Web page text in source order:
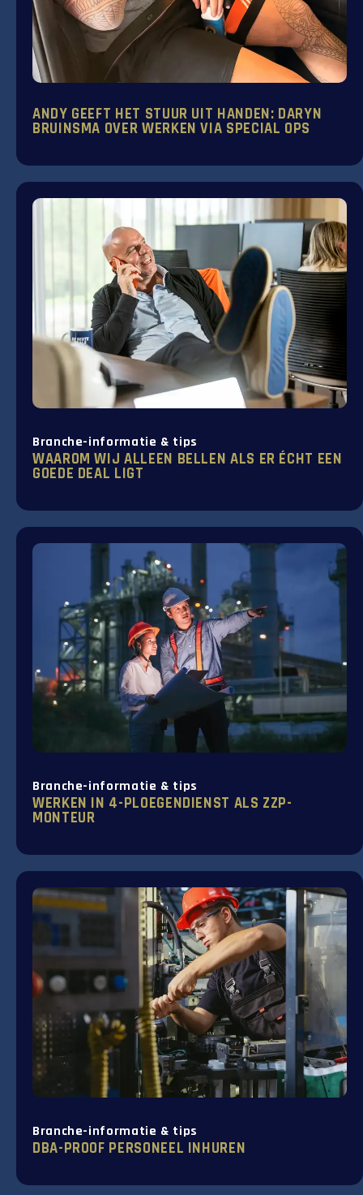
ANDY GEEFT HET STUUR UIT HANDEN: DARYN
BRUINSMA OVER WERKEN VIA SPECIAL OPS
WAAROM WIJ ALLEEN BELLEN ALS ER ÉCHT EEN
GOEDE DEAL LIGT
Branche-informatie & tips
WERKEN IN 4-PLOEGENDIENST ALS ZZP-
MONTEUR
Branche-informatie & tips
DBA-PROOF PERSONEEL INHUREN
Branche-informatie & tips